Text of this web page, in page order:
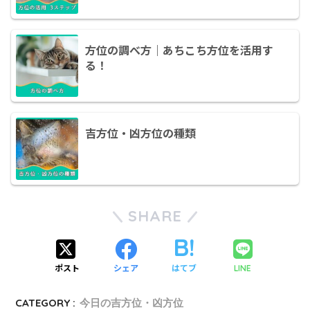
方位の調べ方｜あちこち方位を活用す
る！
吉方位・凶方位の種類
SHARE
ポスト シェア はてブ LINE
CATEGORY : 今日の吉方位・凶方位